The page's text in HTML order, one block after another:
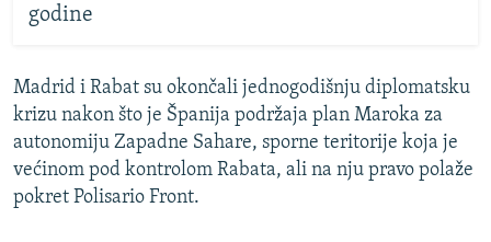
godine
Madrid i Rabat su okončali jednogodišnju diplomatsku
krizu nakon što je Španija podržaja plan Maroka za
autonomiju Zapadne Sahare, sporne teritorije koja je
većinom pod kontrolom Rabata, ali na nju pravo polaže
pokret Polisario Front.